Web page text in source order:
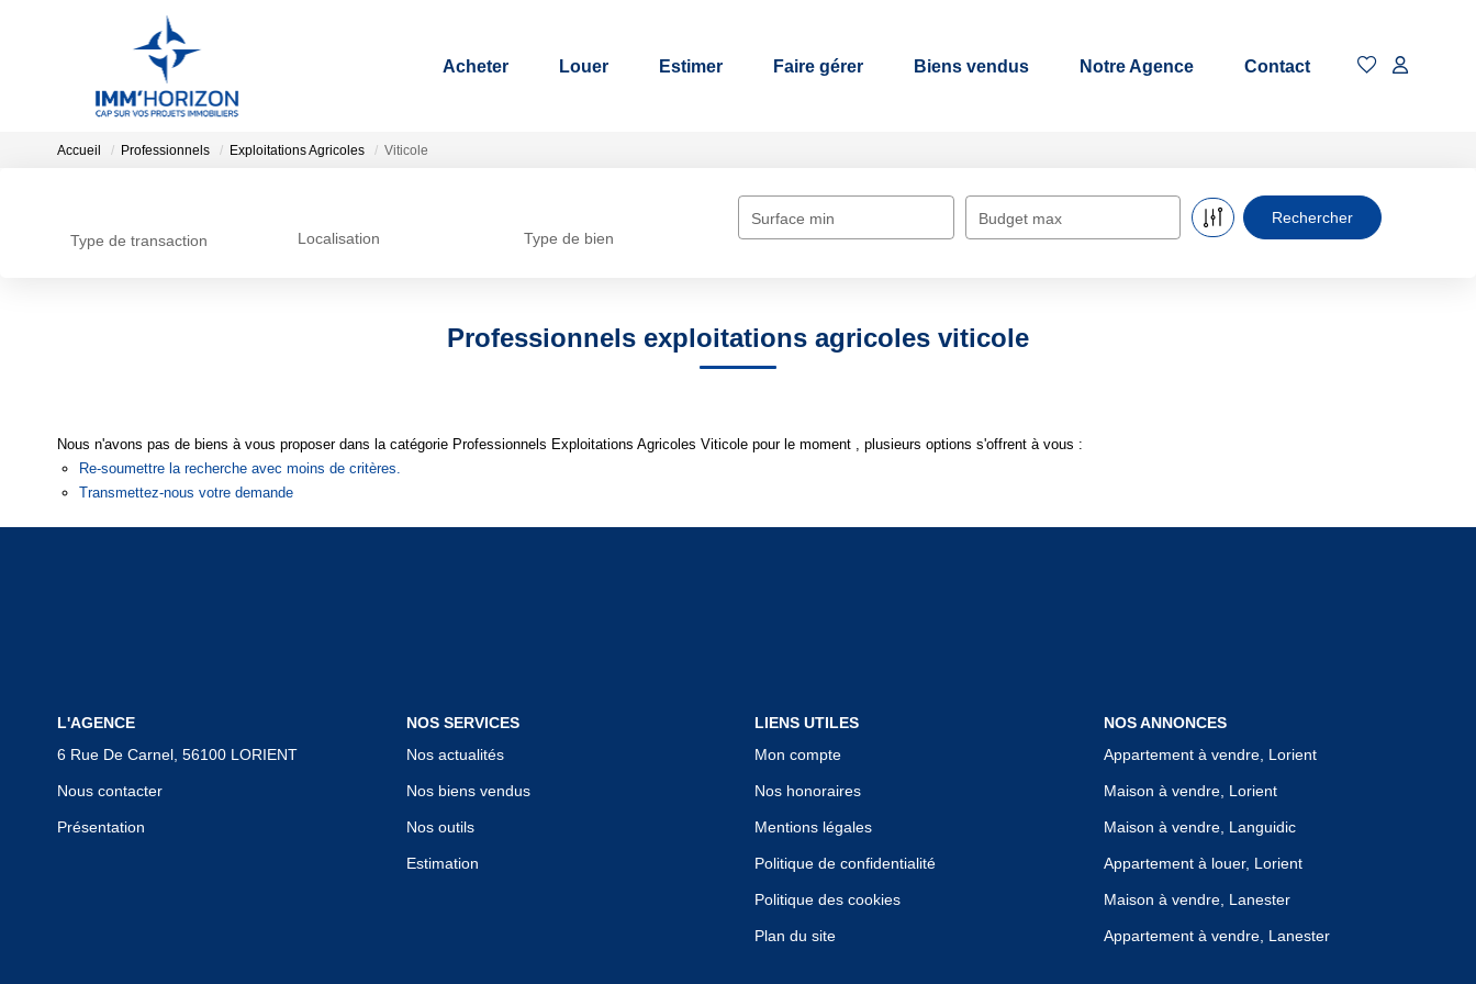
Acheter Louer Estimer Faire gérer Biens vendus Notre Agence Contact
Accueil Professionnels Exploitations Agricoles Viticole
Type de transaction Localisation Type de bien
Surface min Budget max
Professionnels exploitations agricoles viticole
Nous n'avons pas de biens à vous proposer dans la catégorie Professionnels Exploitations Agricoles Viticole pour le moment , plusieurs options s'offrent à vous :
Re-soumettre la recherche avec moins de critères.
Transmettez-nous votre demande
L'AGENCE
6 Rue De Carnel, 56100 LORIENT
Nous contacter
Présentation
NOS SERVICES
Nos actualités
Nos biens vendus
Nos outils
Estimation
LIENS UTILES
Mon compte
Nos honoraires
Mentions légales
Politique de confidentialité
Politique des cookies
Plan du site
NOS ANNONCES
Appartement à vendre, Lorient
Maison à vendre, Lorient
Maison à vendre, Languidic
Appartement à louer, Lorient
Maison à vendre, Lanester
Appartement à vendre, Lanester